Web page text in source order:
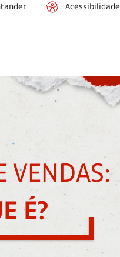
Acessibilidade